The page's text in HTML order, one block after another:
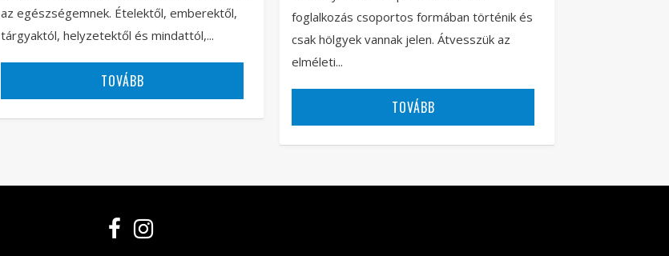
az egészségemnek. Ételektől, emberektől,
tárgyaktól, helyzetektől és mindattól,...
TOVÁBB
foglalkozás csoportos formában történik és
csak hölgyek vannak jelen. Átvesszük az
elméleti...
TOVÁBB